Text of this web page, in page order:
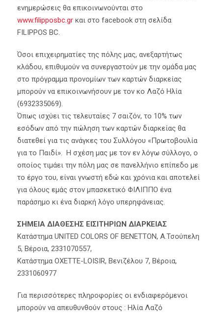
ενημερώσεις θα επικοινωνούνται στο
www.filipposbc.gr και στο facebook στη σελίδα
FILIPPOS BC.
Όσοι επιχειρηματίες της πόλης μας, ανεξαρτήτως
κλάδου, επιθυμούν να συνεργαστούν με την ομάδα μας
στο πρόγραμμα προνομίων των καρτών διαρκείας
μπορούν να επικοινωνήσουν με τον κο Λαζό Ηλία
(6932335069).
Όπως ισχύει τις τελευταίες 7 σαιζόν, το 10% των
εσόδων από την πώληση των καρτών διαρκείας θα
διατεθεί για τις ανάγκες του Συλλόγου «Πρωτοβουλία
για το Παιδί». Η σχέση μας με τον εν λόγω σύλλογο, ο
οποίος τιμάει την πόλη μας σε πανελλήνιο επίπεδο με
το έργο του, είναι γνωστή εδώ και χρόνια και αποτελεί
για όλους εμάς στον μπασκετικό ΦΙΛΙΠΠΟ ένα
παράσημο κι ένα διαρκή λόγο υπερηφάνειας.
ΣΗΜΕΙΑ ΔΙΑΘΕΣΗΣ ΕΙΣΙΤΗΡΙΩΝ ΔΙΑΡΚΕΙΑΣ
Κατάστημα UNITED COLORS OF BENETTON, Α.Τσούπελη
5, Βέροια, 2331070557,
Κατάστημα ΟΧΕΤΤΕ-LOISIR, Βενιζέλου 7, Βέροια,
2331060977
Για περισσότερες πληροφορίες οι ενδιαφερόμενοι
μπορούν να απευθυνθούν στους : Ηλία Λαζό